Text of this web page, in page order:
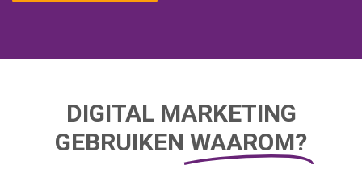
DIGITAL MARKETING
GEBRUIKEN WAAROM?